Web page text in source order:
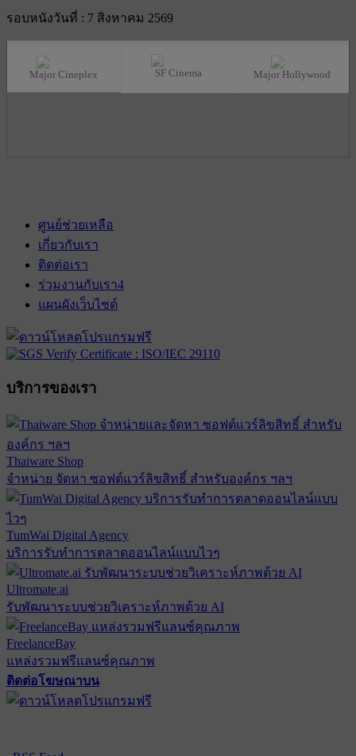
รอบหนังวันที่ : 7 สิงหาคม 2569
Major Cineplex SF Cinema Major Hollywood
ศูนย์ช่วยเหลือ
เกี่ยวกับเรา
ติดต่อเรา
ร่วมงานกับเรา4
แผนผังเว็บไซต์
บริการของเรา
Thaiware Shop
จำหน่าย จัดหา ซอฟต์แวร์ลิขสิทธิ์ สำหรับองค์กร ฯลฯ
TumWai Digital Agency
บริการรับทำการตลาดออนไลน์แบบไวๆ
Ultromate.ai
รับพัฒนาระบบช่วยวิเคราะห์ภาพด้วย AI
FreelanceBay
แหล่งรวมฟรีแลนซ์คุณภาพ
ติดต่อโฆษณาบน